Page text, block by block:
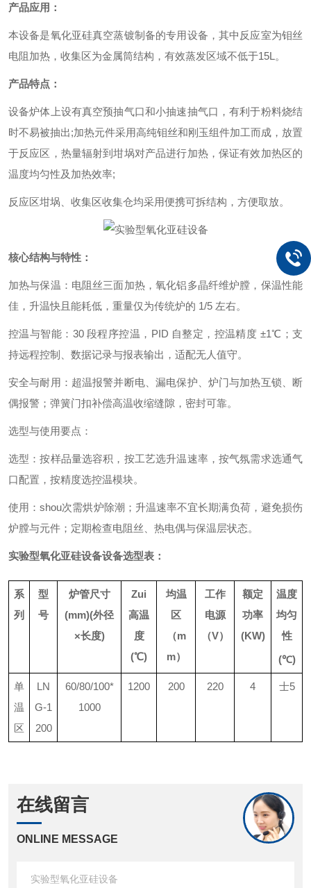
产品应用：
本设备是氧化亚硅真空蒸镀制备的专用设备，其中反应室为钼丝
电阻加热，收集区为金属筒结构，有效蒸发区域不低于15L。
产品特点：
设备炉体上设有真空预抽气口和小抽速抽气口，有利于粉料烧结
时不易被抽出;加热元件采用高纯钼丝和刚玉组件加工而成，放置
于反应区，热量辐射到坩埚对产品进行加热，保证有效加热区的
温度均匀性及加热效率;
反应区坩埚、收集区收集仓均采用便携可拆结构，方便取放。
核心结构与特性：
加热与保温：电阻丝三面加热，氧化铝多晶纤维炉膛，保温性能
佳，升温快且能耗低，重量仅为传统炉的 1/5 左右。
控温与智能：30 段程序控温，PID 自整定，控温精度 ±1℃；支
持远程控制、数据记录与报表输出，适配无人值守。
安全与耐用：超温报警并断电、漏电保护、炉门与加热互锁、断
偶报警；弹簧门扣补偿高温收缩缝隙，密封可靠。
选型与使用要点：
选型：按样品量选容积，按工艺选升温速率，按气氛需求选通气
口配置，按精度选控温模块。
使用：shou次需烘炉除潮；升温速率不宜长期满负荷，避免损伤
炉膛与元件；定期检查电阻丝、热电偶与保温层状态。
实验型氧化亚硅设备设备选型表：
系
列
型
号
炉管尺寸
(mm)(外径
×长度)
Zui
高温
度
(℃)
均温
区
（m
m）
工作
电源
（V）
额定
功率
(KW)
温度
均匀
性
(℃)
单
温
区
LN
G-1
200
60/80/100*
1000
1200 200 220 4 士5
在线留言
ONLINE MESSAGE